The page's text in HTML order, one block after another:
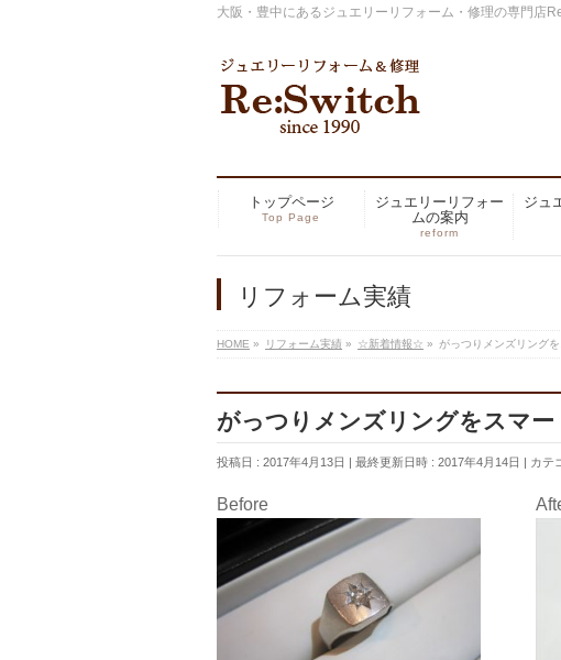
大阪・豊中にあるジュエリーリフォーム・修理の専門店
トップページ
Top Page
ジュエリーリフォー
ムの案内
reform
ジュ
リフォーム実績
HOME » リフォーム実績 » ☆新着情報☆ » がっつりメンズリング
がっつりメンズリングをスマ
投稿日 : 2017年4月13日 最終更新日時 : 2017年4月14日 カテ
Before